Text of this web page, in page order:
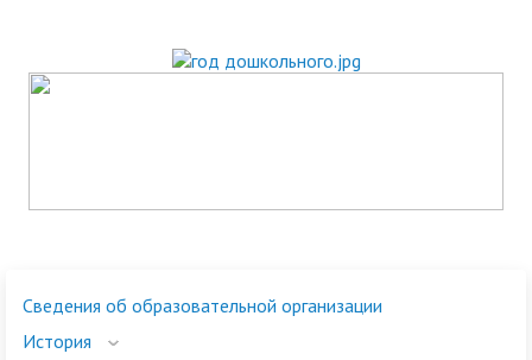
Сведения об образовательной организации
История